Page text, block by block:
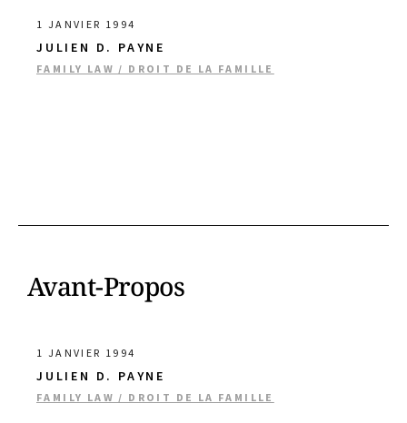
1 JANVIER 1994
JULIEN D. PAYNE
FAMILY LAW / DROIT DE LA FAMILLE
Avant-Propos
1 JANVIER 1994
JULIEN D. PAYNE
FAMILY LAW / DROIT DE LA FAMILLE